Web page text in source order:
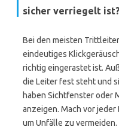
sicher verriegelt ist?
Bei den meisten
eindeutiges
richtig eingerastet ist.
die Leiter fest steht und
haben Sichtfenster oder
anzeigen. Mach vor
um Unfälle zu vermeiden.